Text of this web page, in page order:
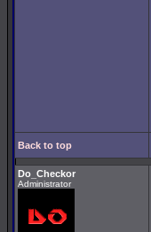
Back to top
Do_Checkor
Administrator